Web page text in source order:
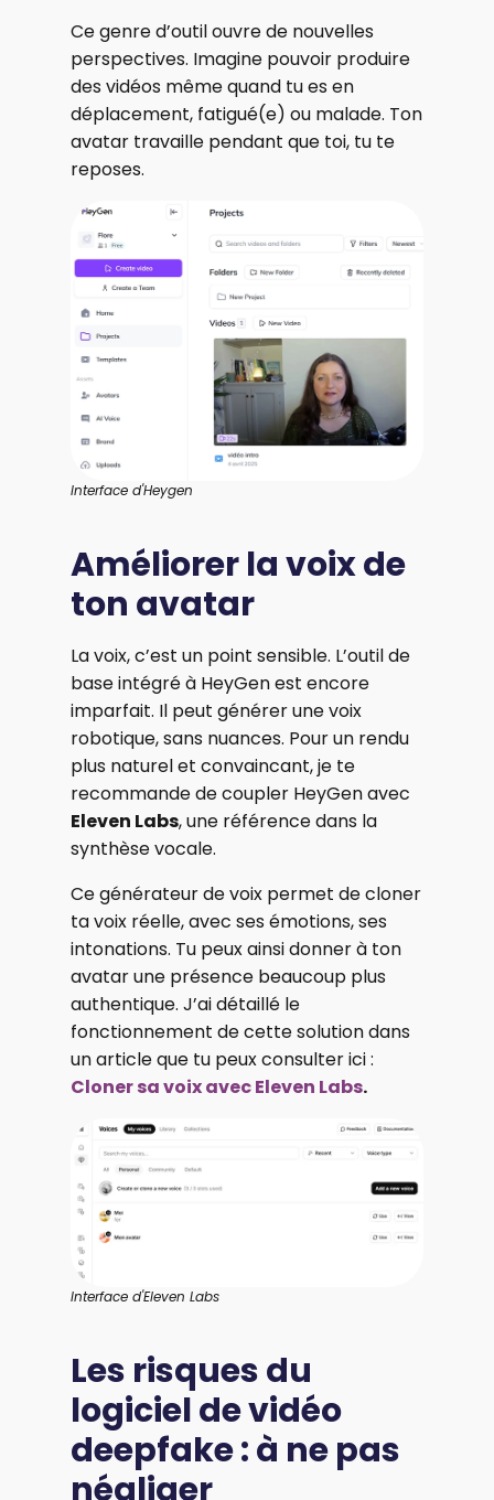
Ce genre d’outil ouvre de nouvelles
perspectives. Imagine pouvoir produire
des vidéos même quand tu es en
déplacement, fatigué(e) ou malade. Ton
avatar travaille pendant que toi, tu te
reposes.
Interface d'Heygen
Améliorer la voix de
ton avatar
La voix, c’est un point sensible. L’outil de
base intégré à HeyGen est encore
imparfait. Il peut générer une voix
robotique, sans nuances. Pour un rendu
plus naturel et convaincant, je te
recommande de coupler HeyGen avec
Eleven Labs, une référence dans la
synthèse vocale.
Ce générateur de voix permet de cloner
ta voix réelle, avec ses émotions, ses
intonations. Tu peux ainsi donner à ton
avatar une présence beaucoup plus
authentique. J’ai détaillé le
fonctionnement de cette solution dans
un article que tu peux consulter ici :
Cloner sa voix avec Eleven Labs.
Interface d'Eleven Labs
Les risques du
logiciel de vidéo
deepfake : à ne pas
négliger